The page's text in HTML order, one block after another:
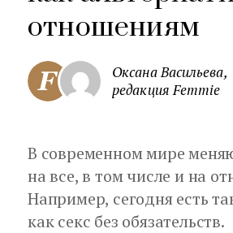
отношениям
Оксана Васильева,
редакция Femmie
В современном мире
на все, в том числе и на
Например, сегодня есть
как секс без обязательств.